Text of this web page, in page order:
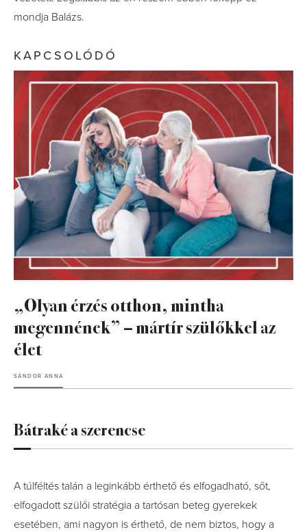
mondja Balázs.
KAPCSOLÓDÓ
„Olyan érzés otthon, mintha
megennének” – mártír szülőkkel az
élet
SÁNDOR ANNA
Bátraké a szerencse
A túlféltés talán a leginkább érthető és elfogadható, sőt,
elfogadott szülői stratégia a tartósan beteg gyerekek
esetében, ami nagyon is érthető, de nem biztos, hogy a